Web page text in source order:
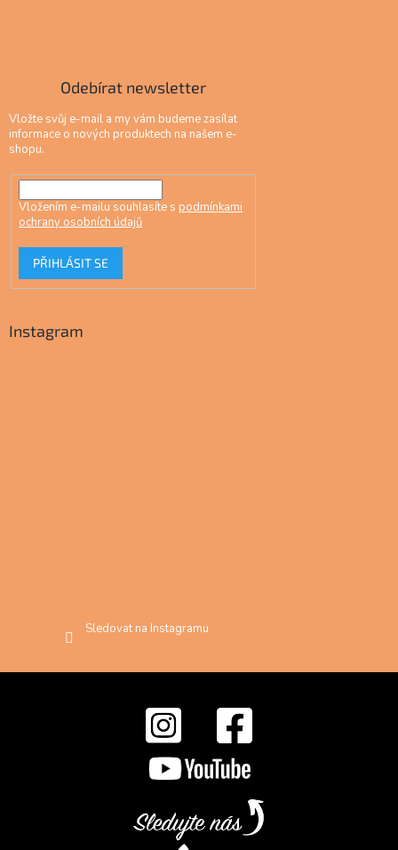
Odebírat newsletter
Vložte svůj e-mail a my vám budeme zasílat
informace o nových produktech na našem e-
shopu.
Vložením e-mailu souhlasíte s podmínkami
ochrany osobních údajů
PŘIHLÁSIT SE
Instagram
Sledovat na Instagramu